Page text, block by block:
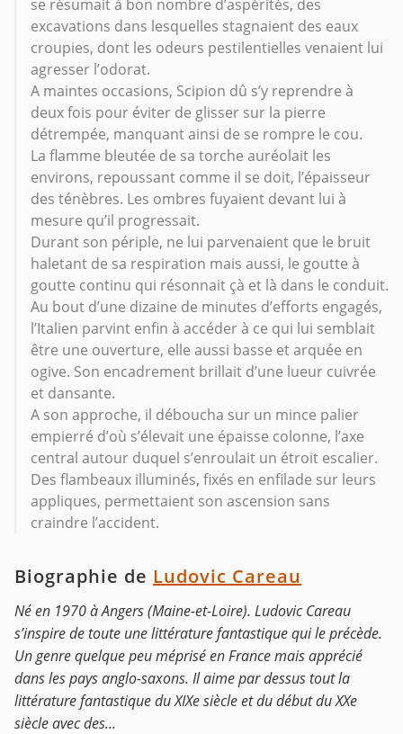
se résumait à bon nombre d’aspérités, des
excavations dans lesquelles stagnaient des eaux
croupies, dont les odeurs pestilentielles venaient lui
agresser l’odorat.
A maintes occasions, Scipion dû s’y reprendre à
deux fois pour éviter de glisser sur la pierre
détrempée, manquant ainsi de se rompre le cou.
La flamme bleutée de sa torche auréolait les
environs, repoussant comme il se doit, l’épaisseur
des ténèbres. Les ombres fuyaient devant lui à
mesure qu’il progressait.
Durant son périple, ne lui parvenaient que le bruit
haletant de sa respiration mais aussi, le goutte à
goutte continu qui résonnait çà et là dans le conduit.
Au bout d’une dizaine de minutes d’efforts engagés,
l’Italien parvint enfin à accéder à ce qui lui semblait
être une ouverture, elle aussi basse et arquée en
ogive. Son encadrement brillait d’une lueur cuivrée
et dansante.
A son approche, il déboucha sur un mince palier
empierré d’où s’élevait une épaisse colonne, l’axe
central autour duquel s’enroulait un étroit escalier.
Des flambeaux illuminés, fixés en enfilade sur leurs
appliques, permettaient son ascension sans
craindre l’accident.
Biographie de Ludovic Careau
Né en 1970 à Angers (Maine-et-Loire). Ludovic Careau
s’inspire de toute une littérature fantastique qui le précède.
Un genre quelque peu méprisé en France mais apprécié
dans les pays anglo-saxons. Il aime par dessus tout la
littérature fantastique du XIXe siècle et du début du XXe
siècle avec des...